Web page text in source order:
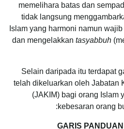
memelihara batas dan
tidak langsung
Islam yang harmoni namun
dan mengelakkan tasyabbuh
Selain daripada itu terdapat
telah dikeluarkan oleh Jabatan
(JAKIM) bagi orang Islam
kebesaran orang
GARIS